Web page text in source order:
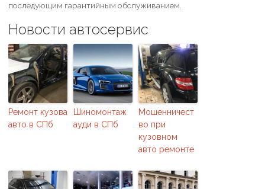
последующим гарантийным обслуживанием.
Новости автосервис
Ремонт кузова
авто в СПб
Шиномонтаж
ауди в СПб
Мошенничест
во при
кузовном
авто ремонте